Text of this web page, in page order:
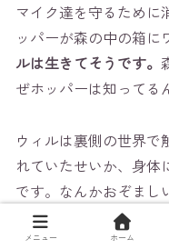
マイク達を守るために
ッパーが森の中の箱に
ルは生きてそうです。
ぜホッパーは知ってる
ウィルは裏側の世界で
れていたせいか、身体
です。なんかおぞまし
た。そして、裏側の
可哀そうに…。まさ
メニュー ホーム